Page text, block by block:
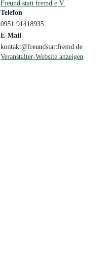
Freund statt fremd e.V.
Telefon
0951 91418935
E-Mail
kontakt@freundstattfremd.de
Veranstalter-Website anzeigen